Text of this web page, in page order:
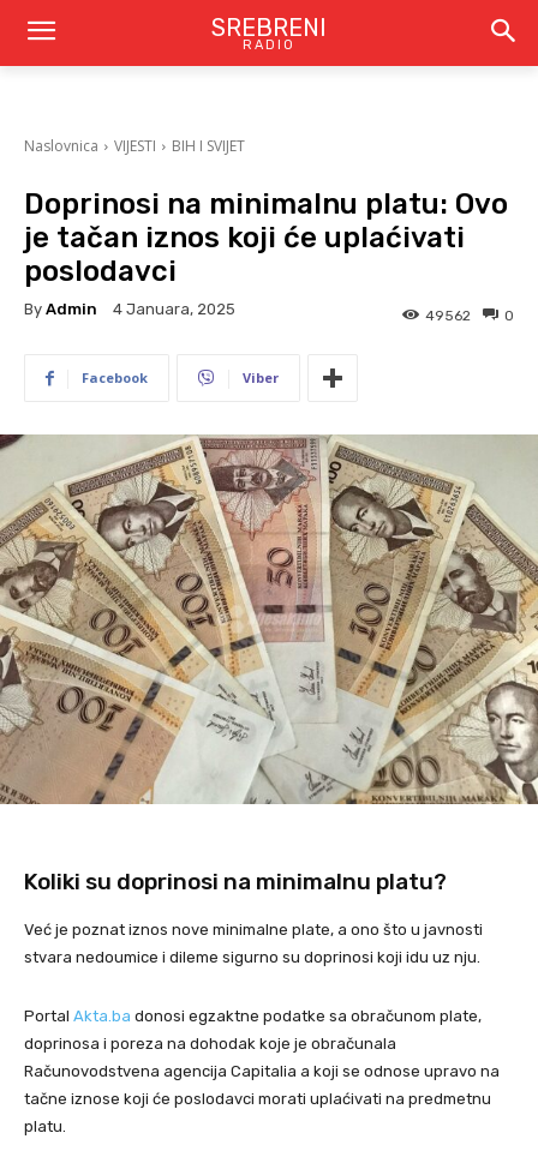
SREBRENI
RADIO
Naslovnica VIJESTI BIH I SVIJET
Doprinosi na minimalnu platu: Ovo
je tačan iznos koji će uplaćivati
poslodavci
By Admin 4 Januara, 2025 0
49562
Facebook Viber
Koliki su doprinosi na minimalnu platu?
Već je poznat iznos nove minimalne plate, a ono što u javnosti
stvara nedoumice i dileme sigurno su doprinosi koji idu uz nju.
Portal Akta.ba donosi egzaktne podatke sa obračunom plate,
doprinosa i poreza na dohodak koje je obračunala
Računovodstvena agencija Capitalia a koji se odnose upravo na
tačne iznose koji će poslodavci morati uplaćivati na predmetnu
platu.